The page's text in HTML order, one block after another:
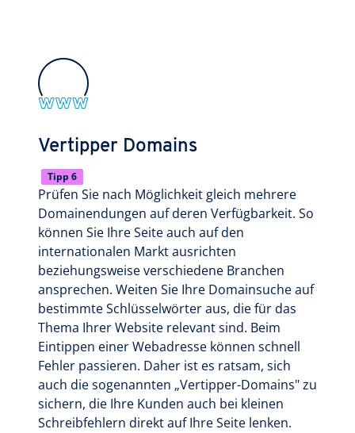
Vertipper Domains
Tipp 6
Prüfen Sie nach Möglichkeit gleich mehrere
Domainendungen auf deren Verfügbarkeit. So
können Sie Ihre Seite auch auf den
internationalen Markt ausrichten
beziehungsweise verschiedene Branchen
ansprechen. Weiten Sie Ihre Domainsuche auf
bestimmte Schlüsselwörter aus, die für das
Thema Ihrer Website relevant sind. Beim
Eintippen einer Webadresse können schnell
Fehler passieren. Daher ist es ratsam, sich
auch die sogenannten „Vertipper-Domains" zu
sichern, die Ihre Kunden auch bei kleinen
Schreibfehlern direkt auf Ihre Seite lenken.